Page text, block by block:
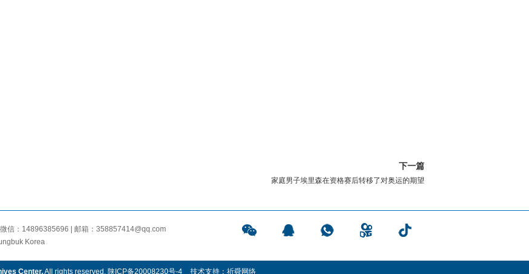
下一篇
家庭男子埃里森在资格赛后转移了对奥运的期望
信：14896385696 | 邮箱：358857414@qq.com
Korea
Center.All rights reserved. 陕ICP备20008230号-4 技术支持： 祈舜网络